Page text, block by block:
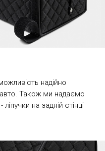
надійно
Також ми надаємо
на задній стінці